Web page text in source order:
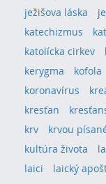
ježišova láska
katechizmus
katolícka cirkev
kerygma
kofola
koronavírus
kresťan
krv
krvou
kultúra života
laici
laický